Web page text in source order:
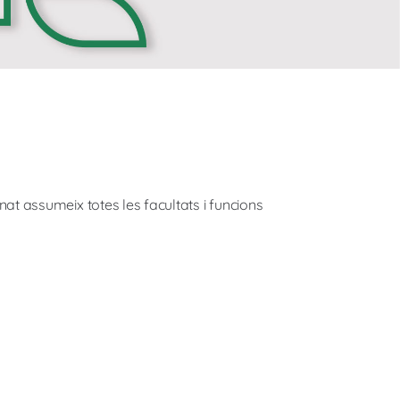
assumeix totes les facultats i funcions